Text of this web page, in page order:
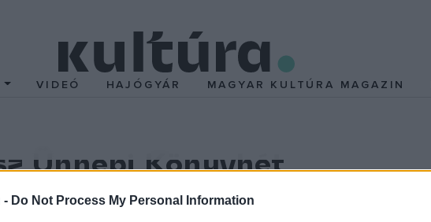
- Do Not Process My Personal Information
VIDEÓ HAJÓGYÁR MAGYAR KULTÚRA MAGAZIN
Ünnepi Könyvhét